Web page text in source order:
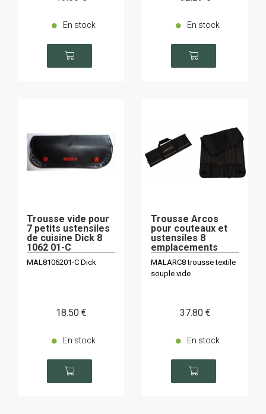
En stock En stock
Trousse vide pour
7 petits ustensiles
de cuisine Dick 8
1062 01-C
MAL8106201-C Dick
18.50 €
En stock
Trousse Arcos
pour couteaux et
ustensiles 8
emplacements
MALARC8 trousse textile
souple vide
37.80 €
En stock